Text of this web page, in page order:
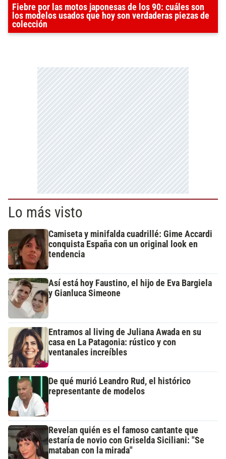
Fiebre por las motos japonesas de los 90: cuáles son
los modelos usados que hoy son verdaderas piezas de
colección
Lo más visto
Camiseta y minifalda cuadrillé: Gime Accardi
conquista España con un original look en
tendencia
Así está hoy Faustino, el hijo de Eva Bargiela
y Gianluca Simeone
Entramos al living de Juliana Awada en su
casa en La Patagonia: rústico y con
ventanales increíbles
De qué murió Leandro Rud, el histórico
representante de modelos
Revelan quién es el famoso cantante que
estaría de novio con Griselda Siciliani: "Se
mataban con la mirada"